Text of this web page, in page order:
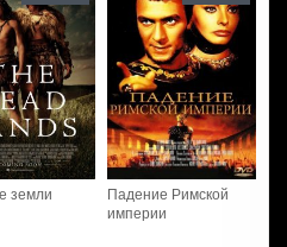
земли
Падение Римской
империи